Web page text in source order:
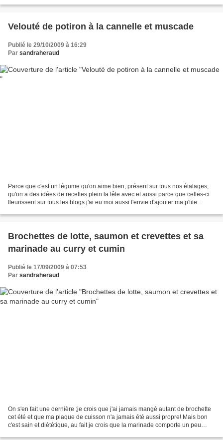
Velouté de potiron à la cannelle et muscade
Publié le 29/10/2009 à 16:29
Par sandraheraud
Parce que c'est un légume qu'on aime bien, présent sur tous nos étalages;
qu'on a des idées de recettes plein la tête avec et aussi parce que celles-ci
fleurissent sur tous les blogs j'ai eu moi aussi l'envie d'ajouter ma p'tite
Brochettes de lotte, saumon et crevettes et sa
marinade au curry et cumin
Publié le 17/09/2009 à 07:53
Par sandraheraud
On s'en fait une dernière ;je crois que j'ai jamais mangé autant de brochette
cet été et que ma plaque de cuisson n'a jamais été aussi propre! Mais bon
c'est sain et diététique, au fait je crois que la marinade comporte un peu